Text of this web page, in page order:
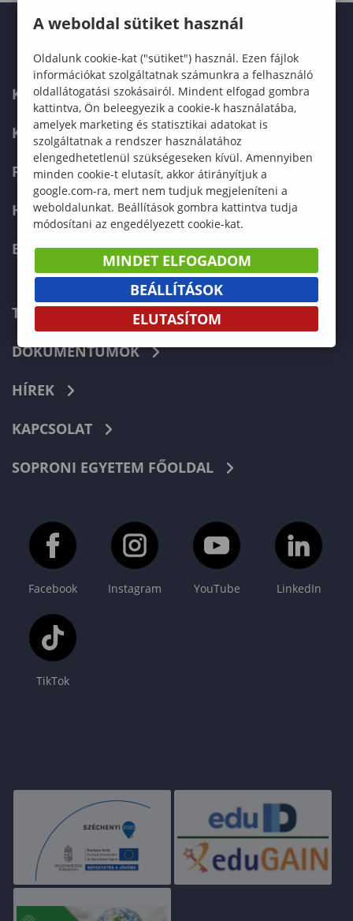
KARUNK
KÉPZÉSEK
FELVÉTELIZŐKNEK
HALLGATÓKNAK
ERASMUS+
TELEFONKÖNYV
DOKUMENTUMOK
HÍREK
KAPCSOLAT
SOPRONI EGYETEM FŐOLDAL
Facebook Instagram YouTube LinkedIn
TikTok
A weboldal sütiket használ
Oldalunk cookie-kat ("sütiket") használ. Ezen fájlok
információkat szolgáltatnak számunkra a felhasználó
oldallátogatási szokásairól. Mindent elfogad gombra
kattintva, Ön beleegyezik a cookie-k használatába,
amelyek marketing és statisztikai adatokat is
szolgáltatnak a rendszer használatához
elengedhetetlenül szükségeseken kívül. Amennyiben
minden cookie-t elutasít, akkor átirányítjuk a
google.com-ra, mert nem tudjuk megjeleníteni a
weboldalunkat. Beállítások gombra kattintva tudja
módosítani az engedélyezett cookie-kat.
MINDET ELFOGADOM
BEÁLLÍTÁSOK
ELUTASÍTOM